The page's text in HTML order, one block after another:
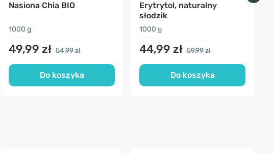
Nasiona Chia BIO
1000 g
49,99 zł 54,99 zł
Do koszyka
Erytrytol, naturalny
słodzik
1000 g
44,99 zł 59,99 zł
Do koszyka